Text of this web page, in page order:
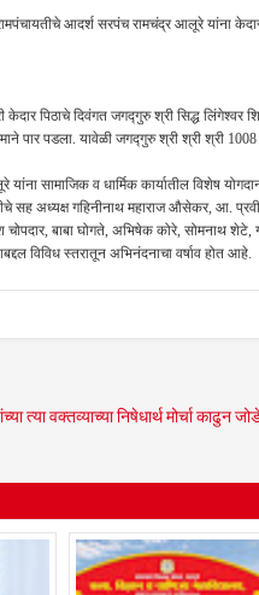
आदर्श सरपंच रामचंद्र आलूरे यांना केदार
पिठाचे दिवंगत जगद्गुरु श्री सिद्ध लिंगेश्वर
पार पडला. यावेळी जगद्गुरु श्री श्री श्री
सामाजिक व धार्मिक कार्यातील विशेष
सह अध्यक्ष गहिनीनाथ महाराज औसेकर, आ.
बाबा घोगते, अभिषेक कोरे, सोमनाथ शेटे,
विविध स्तरातून अभिनंदनाचा वर्षाव होत आहे.
त्या वक्तव्याच्या निषेधार्थ मोर्चा काढुन